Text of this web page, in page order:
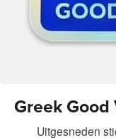
Greek
Uitgesneden